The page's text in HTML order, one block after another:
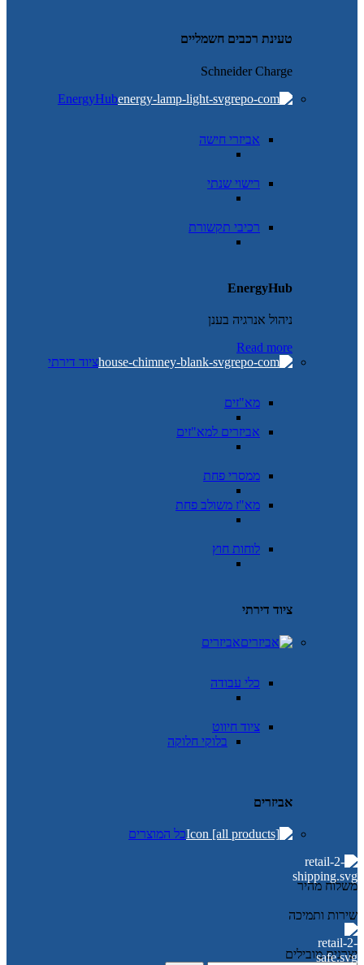
טעינת רכבים חשמליים
Schneider Charge
EnergyHub
אביזרי חישה
רישוי שנתי
רכיבי תקשורת
EnergyHub
ניהול אנרגיה בענן
Read more
ציוד דירתי
מא"זים
אביזרים למא"זים
ממסרי פחת
מא"ז משולב פחת
לוחות חוץ
ציוד דירתי
אביזרים
כלי עבודה
ציוד חיווט
בלוקי חלוקה
אביזרים
כל המוצרים
משלוח מהיר
שירות ותמיכה
יצרנים מובילים